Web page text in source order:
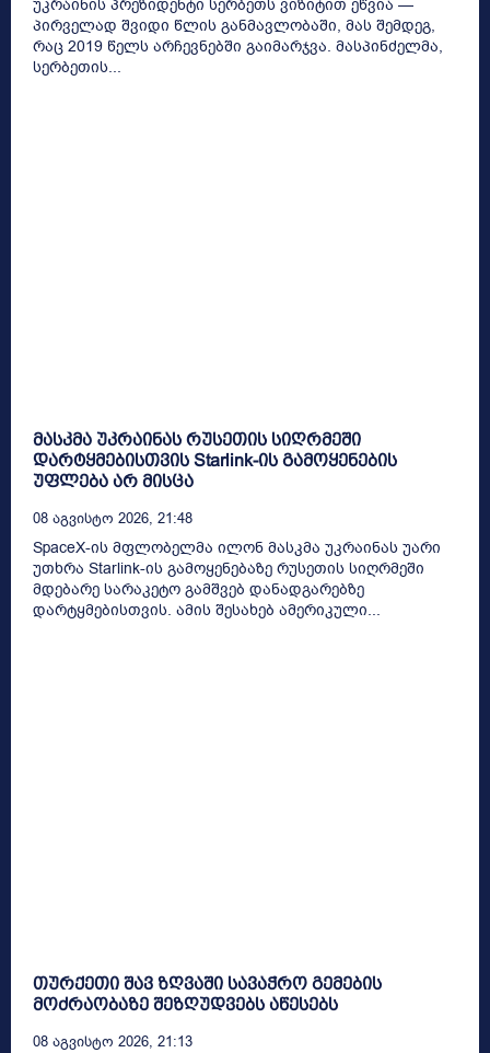
უკრაინის პრეზიდენტი სერბეთს ვიზიტით ეწვია —
პირველად შვიდი წლის განმავლობაში, მას შემდეგ,
რაც 2019 წელს არჩევნებში გაიმარჯვა. მასპინძელმა,
სერბეთის...
მასკმა უკრაინას რუსეთის სიღრმეში
დარტყმებისთვის Starlink-ის გამოყენების
უფლება არ მისცა
08 Აგვისტო 2026, 21:48
SpaceX-ის მფლობელმა ილონ მასკმა უკრაინას უარი
უთხრა Starlink-ის გამოყენებაზე რუსეთის სიღრმეში
მდებარე სარაკეტო გამშვებ დანადგარებზე
დარტყმებისთვის. ამის შესახებ ამერიკული...
თურქეთი შავ ზღვაში სავაჭრო გემების
მოძრაობაზე შეზღუდვებს აწესებს
08 Აგვისტო 2026, 21:13